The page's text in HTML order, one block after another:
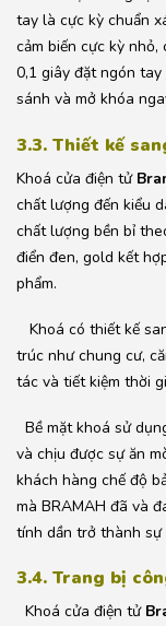
tay là cực kỳ chuẩn
cảm biến cực kỳ
0,1 giây đặt ngón tay
sánh và mở khóa
3.3. Thiết kế
Khoá cửa điện tử
chất lượng đến kiểu
chất lượng bền bỉ
điển đen, gold kết
phẩm.
Khoá có thiết kế
trúc như chung cư,
tác và tiết kiệm thời
Bề mặt khoá sử
và chịu được sự ăn
khách hàng chế độ
mà BRAMAH đã và
tính dần trở thành sự
3.4. Trang bị
Khoá cửa điện tử